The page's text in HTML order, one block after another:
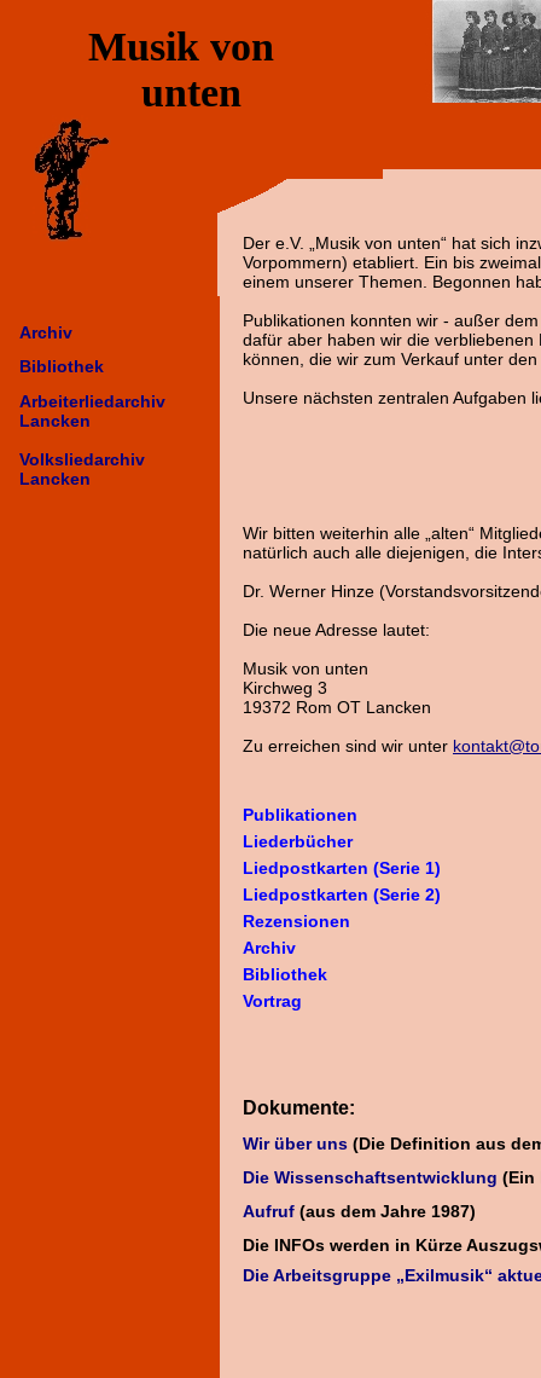
Musik von
unten
Archiv
Bibliothek
Arbeiterliedarchiv
Lancken
Volksliedarchiv
Lancken
Der e.V. „Musik von unten“ hat sich
Vorpommern) etabliert. Ein bis
einem unserer Themen. Begonnen
Publikationen konnten wir - außer
dafür aber haben wir die verbliebenen
können, die wir zum Verkauf unter
Unsere nächsten zentralen Aufgaben
Wir bitten weiterhin alle „alten“
natürlich auch alle diejenigen, die
Dr. Werner Hinze
Die neue Adresse lautet:
Musik von unten
Kirchweg 3
19372 Rom OT Lancken
Zu erreichen sind wir unter
Publikationen
Liederbücher
Liedpostkarten (Serie 1)
Liedpostkarten (Serie 2)
Rezensionen
Archiv
Bibliothek
Vortrag
Dokumente:
Wir über uns (Die Definition aus
Die Wissenschaftsentwicklung (Ein
Aufruf (aus dem Jahre 1987)
Die INFOs werden in Kürze
Die Arbeitsgruppe „Exilmusik“